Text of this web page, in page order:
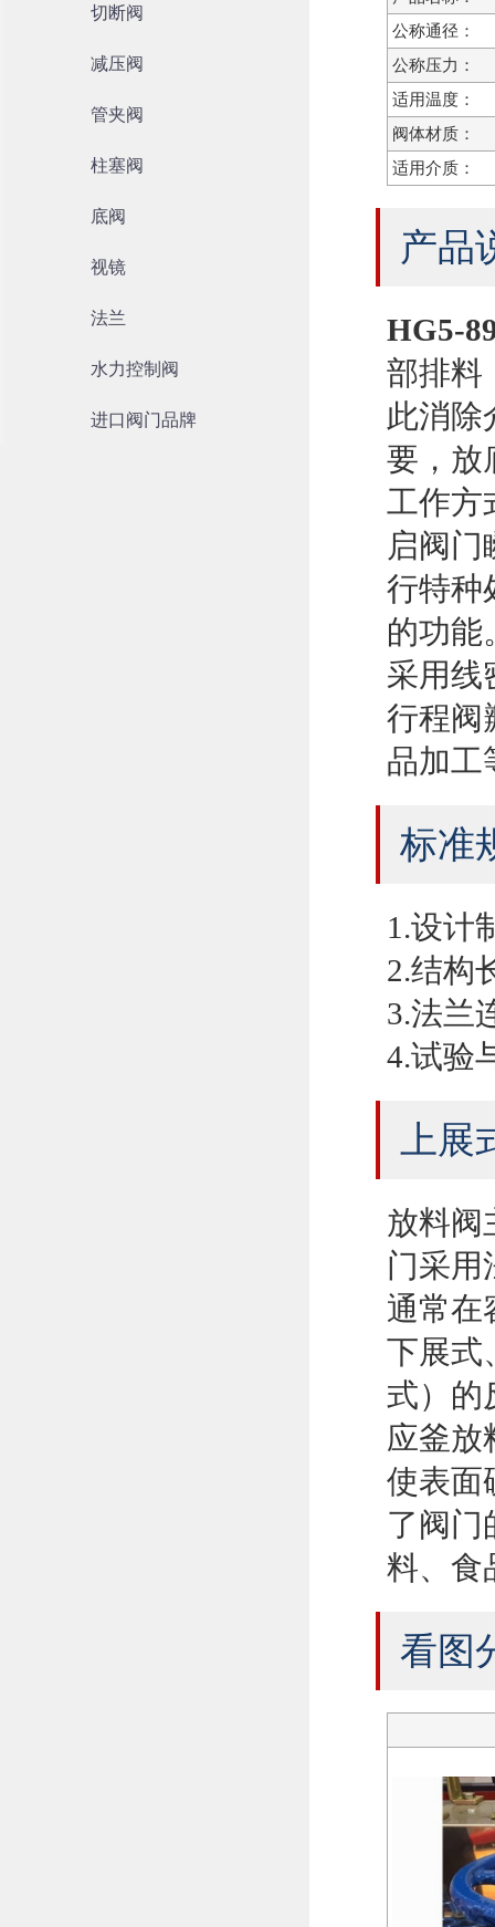
切断阀
减压阀
管夹阀
柱塞阀
底阀
视镜
法兰
水力控制阀
进口阀门品牌
公称通径：
公称压力：
适用温度：
阀体材质：
适用介质：
产品
HG5-
部排料
此消除
要，放
工作方
启阀门
行特种
的功能
采用线
行程阀
品加工
标准
1.设计
2.结构
3.法兰
4.试验
上
放料阀
门采用
通常在
下展式
式）的
应釜放
使表面
了阀门
料、食
看图